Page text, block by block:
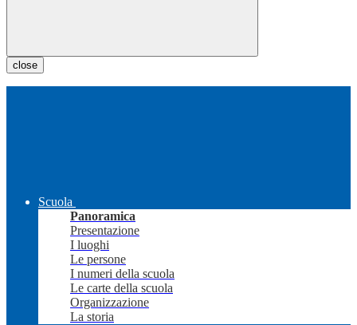
close
Scuola
Panoramica
Presentazione
I luoghi
Le persone
I numeri della scuola
Le carte della scuola
Organizzazione
La storia